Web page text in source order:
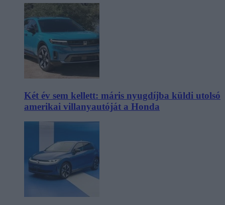
Két év sem kellett: máris nyugdíjba küldi utolsó
amerikai villanyautóját a Honda